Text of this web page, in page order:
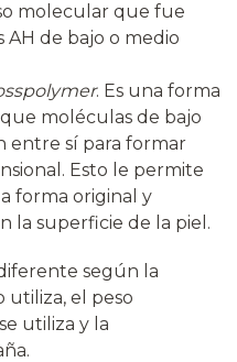
molecular que fue
AH de bajo o medio
. Es una forma
moléculas de bajo
entre sí para formar
Esto le permite
forma original y
la superficie de la piel.
según la
utiliza, el peso
utiliza y la